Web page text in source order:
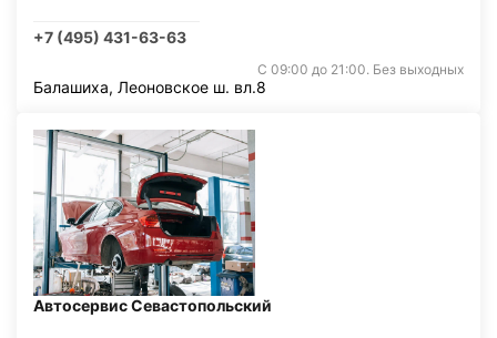
+7 (495) 431-63-63
С 09:00 до 21:00. Без выходных
Балашиха, Леоновское ш. вл.8
Автосервис Севастопольский